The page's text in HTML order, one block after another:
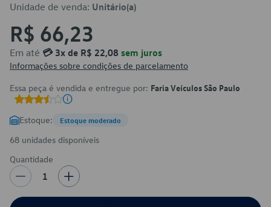
Unidade de venda: Unitário(a)
R$ 66,23
Em até 💳 3x de R$ 22,08 sem juros
Informações sobre condições de parcelamento
Essa peça é vendida e entregue por: Faria Veículos São Paulo
Estoque: Estoque moderado
68 unidades disponíveis
Quantidade
1